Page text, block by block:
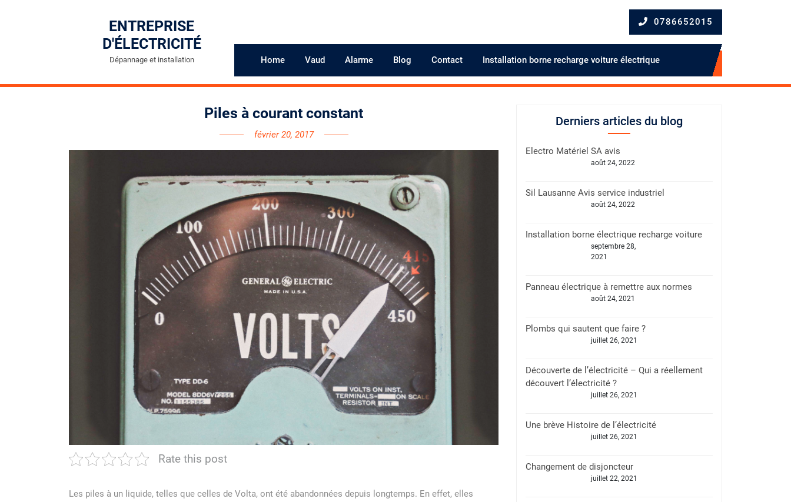
ENTREPRISE
D'ÉLECTRICITÉ
Dépannage et installation
0786652015
Home Vaud Alarme Blog Contact Installation borne recharge voiture électrique
Piles à courant constant
février 20, 2017
Rate this post
Les piles à un liquide, telles que celles de Volta, ont été abandonnées depuis longtemps. En effet, elles
Derniers articles du blog
Electro Matériel SA avis
août 24, 2022
Sil Lausanne Avis service industriel
août 24, 2022
Installation borne électrique recharge voiture
septembre 28,
2021
Panneau électrique à remettre aux normes
août 24, 2021
Plombs qui sautent que faire ?
juillet 26, 2021
Découverte de l’électricité – Qui a réellement
découvert l’électricité ?
juillet 26, 2021
Une brève Histoire de l’électricité
juillet 26, 2021
Changement de disjoncteur
juillet 22, 2021